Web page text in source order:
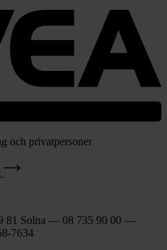
och privatpersoner
81 Solna — 08 735 90 00 —